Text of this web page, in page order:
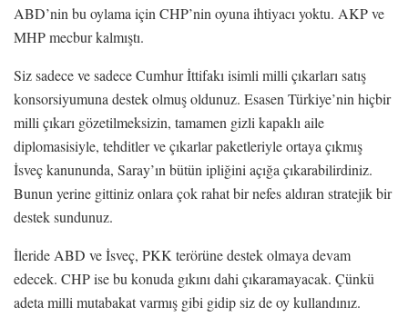
ABD’nin bu oylama için CHP’nin oyuna ihtiyacı yoktu. AKP ve
MHP mecbur kalmıştı.
Siz sadece ve sadece Cumhur İttifakı isimli milli çıkarları satış
konsorsiyumuna destek olmuş oldunuz. Esasen Türkiye’nin hiçbir
milli çıkarı gözetilmeksizin, tamamen gizli kapaklı aile
diplomasisiyle, tehditler ve çıkarlar paketleriyle ortaya çıkmış
İsveç kanununda, Saray’ın bütün ipliğini açığa çıkarabilirdiniz.
Bunun yerine gittiniz onlara çok rahat bir nefes aldıran stratejik bir
destek sundunuz.
İleride ABD ve İsveç, PKK terörüne destek olmaya devam
edecek. CHP ise bu konuda gıkını dahi çıkaramayacak. Çünkü
adeta milli mutabakat varmış gibi gidip siz de oy kullandınız.